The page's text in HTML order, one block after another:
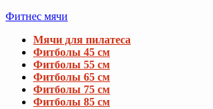
Фитнес мячи
Мячи для пилатеса
Фитболы 45 см
Фитболы 55 см
Фитболы 65 см
Фитболы 75 см
Фитболы 85 см